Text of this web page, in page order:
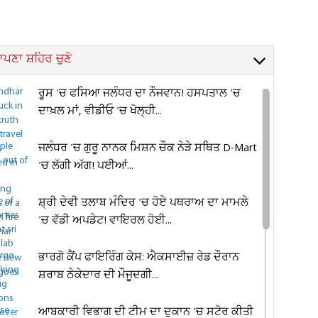
ਸ਼ਹਿਰ ਚੁਣੋ
ਰੂਸ 'ਚ ਫਸਿਆ ਜਲੰਧਰ ਦਾ ਨੌਜਵਾਨ! ਹਸਪਤਾਲ 'ਚ
ਦਾਖ਼ਲ ਮਾਂ, ਵੀਡੀਓ 'ਚ ਖੋਲ੍ਹੀ...
ਜਲੰਧਰ 'ਚ ਗੁਰੂ ਨਾਨਕ ਮਿਸ਼ਨ ਚੌਕ ਨੇੜੇ ਸਥਿਤ D-Mart
'ਚ ਲੱਗੀ ਅੱਗ! ਪਈਆਂ...
ਸ਼੍ਰੀ ਦੇਵੀ ਤਲਾਬ ਮੰਦਿਰ 'ਚ ਹੋਏ ਪਥਰਾਅ ਦਾ ਮਾਮਲੇ
'ਚ ਵੱਡੀ ਅਪਡੇਟ! ਵਾਇਰਲ ਹੋਈ...
ਭਾਰਗੋ ਕੈਂਪ ਫਾਇਰਿੰਗ ਕੇਸ: ਐਕਸਾਈਜ਼ ਰੇਡ ਦੌਰਾਨ
ਸ਼ਰਾਬ ਠੇਕੇਦਾਰ ਦੀ ਮੌਜੂਦਗੀ...
ਆਬਕਾਰੀ ਵਿਭਾਗ ਦੀ ਟੀਮ ਦਾ ਦੁਕਾਨ 'ਚ ਸਟੋਰ ਕੀਤੀ